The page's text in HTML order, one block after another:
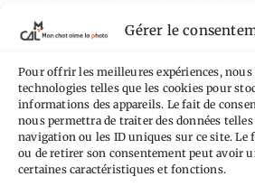
Gérer le
Pour offrir les meilleures expériences,
technologies telles que les cookies pour
informations des appareils. Le fait de
nous permettra de traiter des données
navigation ou les ID uniques sur ce site. Le
ou de retirer son consentement peut avoir
certaines caractéristiques et fonctions.
Tags